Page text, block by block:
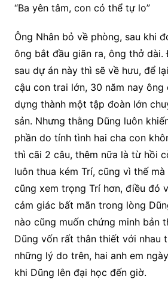
“Ba yên tâm, con có thể tự lo”
Ông Nhân bỏ về phòng, sau khi
ông bắt đầu giãn ra, ông thở dài.
sau dự án này thì sẽ về hưu, để
cậu con trai lớn, 30 năm nay
dựng thành một tập đoàn lớn
sản. Nhưng thằng Dũng luôn
phần do tính tình hai cha con
thì cãi 2 câu, thêm nữa là từ hồi
luôn thua kém Trí, cũng vì thế
cũng xem trọng Trí hơn, điều đó
cảm giác bất mãn trong lòng
nào cũng muốn chứng minh bản
Dũng vốn rất thân thiết với nhau
những lý do trên, hai anh em
khi Dũng lên đại học đến giờ.